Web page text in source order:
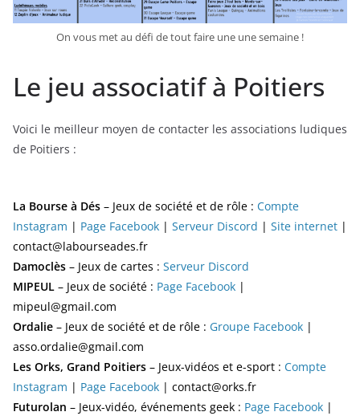
On vous met au défi de tout faire une une semaine !
Le jeu associatif à Poitiers
Voici le meilleur moyen de contacter les associations ludiques
de Poitiers :
La Bourse à Dés – Jeux de société et de rôle : Compte
Instagram | Page Facebook | Serveur Discord | Site internet |
contact@labourseades.fr
Damoclès – Jeux de cartes : Serveur Discord
MIPEUL – Jeux de société : Page Facebook |
mipeul@gmail.com
Ordalie – Jeux de société et de rôle : Groupe Facebook |
asso.ordalie@gmail.com
Les Orks, Grand Poitiers – Jeux-vidéos et e-sport : Compte
Instagram | Page Facebook | contact@orks.fr
Futurolan – Jeux-vidéo, événements geek : Page Facebook |